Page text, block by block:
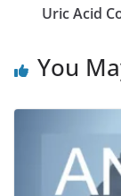
Uric Acid
You